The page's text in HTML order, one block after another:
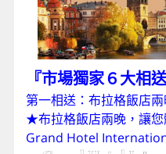
『市場獨家６大相送
第一相送：布拉格飯店
★布拉格飯店兩晚，讓您
Grand Hotel